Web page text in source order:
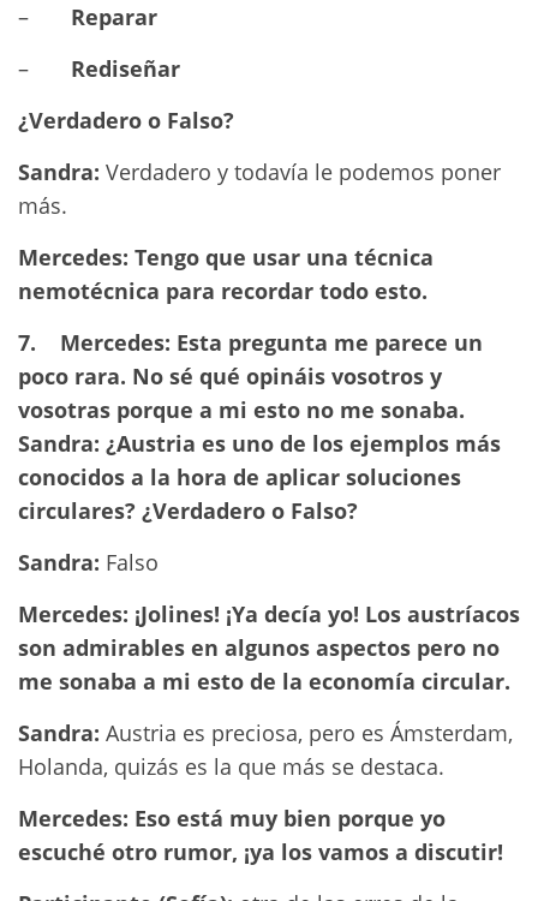
– Reparar
– Rediseñar
¿Verdadero o Falso?
Sandra: Verdadero y todavía le podemos poner
más.
Mercedes: Tengo que usar una técnica
nemotécnica para recordar todo esto.
7.
Mercedes: Esta pregunta me parece un
poco rara. No sé qué opináis vosotros y
vosotras porque a mi esto no me sonaba.
Sandra: ¿Austria es uno de los ejemplos más
conocidos a la hora de aplicar soluciones
circulares? ¿Verdadero o Falso?
Sandra: Falso
Mercedes: ¡Jolines! ¡Ya decía yo! Los austríacos
son admirables en algunos aspectos pero no
me sonaba a mi esto de la economía circular.
Sandra: Austria es preciosa, pero es Ámsterdam,
Holanda, quizás es la que más se destaca.
Mercedes: Eso está muy bien porque yo
escuché otro rumor, ¡ya los vamos a discutir!